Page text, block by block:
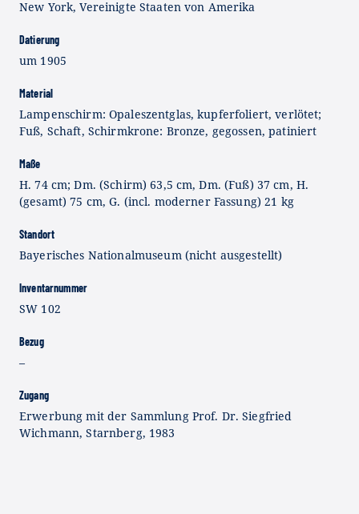
New York, Vereinigte Staaten von Amerika
Datierung
um 1905
Material
Lampenschirm: Opaleszentglas, kupferfoliert, verlötet;
Fuß, Schaft, Schirmkrone: Bronze, gegossen, patiniert
Maße
H. 74 cm; Dm. (Schirm) 63,5 cm, Dm. (Fuß) 37 cm, H.
(gesamt) 75 cm, G. (incl. moderner Fassung) 21 kg
Standort
Bayerisches Nationalmuseum (nicht ausgestellt)
Inventarnummer
SW 102
Bezug
–
Zugang
Erwerbung mit der Sammlung Prof. Dr. Siegfried
Wichmann, Starnberg, 1983